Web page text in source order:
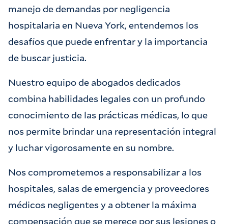
manejo de demandas por negligencia
hospitalaria en Nueva York, entendemos los
desafíos que puede enfrentar y la importancia
de buscar justicia.
Nuestro equipo de abogados dedicados
combina habilidades legales con un profundo
conocimiento de las prácticas médicas, lo que
nos permite brindar una representación integral
y luchar vigorosamente en su nombre.
Nos comprometemos a responsabilizar a los
hospitales, salas de emergencia y proveedores
médicos negligentes y a obtener la máxima
compensación que se merece por sus lesiones o